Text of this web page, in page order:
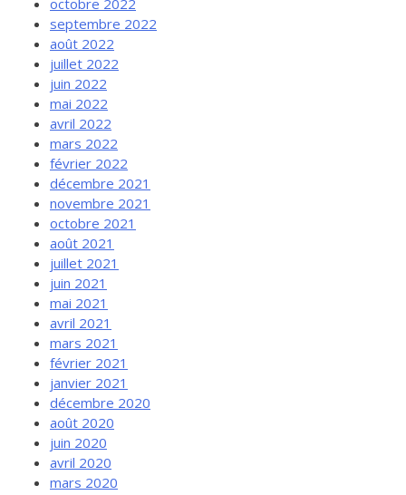
octobre 2022
septembre 2022
août 2022
juillet 2022
juin 2022
mai 2022
avril 2022
mars 2022
février 2022
décembre 2021
novembre 2021
octobre 2021
août 2021
juillet 2021
juin 2021
mai 2021
avril 2021
mars 2021
février 2021
janvier 2021
décembre 2020
août 2020
juin 2020
avril 2020
mars 2020